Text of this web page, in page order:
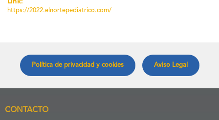
https://2022.elnortepediatrico.com/
Política de privacidad y cookies Aviso Legal
CONTACTO